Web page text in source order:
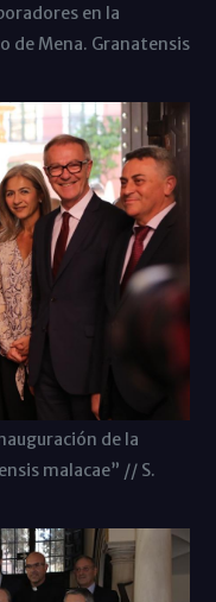
en la
de Mena. Granatensis
de la
malacae” // S.